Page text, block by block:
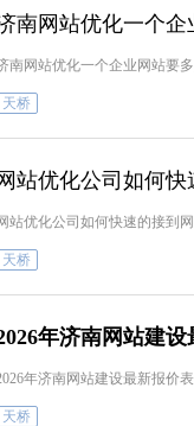
南网站优化一个企
南网站优化一个企业网站要
天桥
网站优化公司如何快
站优化公司如何快速的接到
天桥
年济南网站建
年济南网站建设最新报价
天桥